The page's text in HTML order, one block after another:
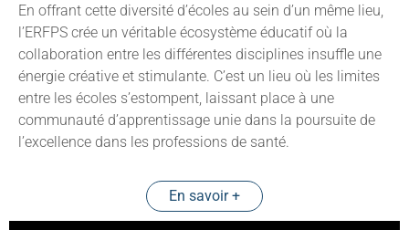
En offrant cette diversité d’écoles au sein d’un même lieu,
l’ERFPS crée un véritable écosystème éducatif où la
collaboration entre les différentes disciplines insuffle une
énergie créative et stimulante. C’est un lieu où les limites
entre les écoles s’estompent, laissant place à une
communauté d’apprentissage unie dans la poursuite de
l’excellence dans les professions de santé.
En savoir +